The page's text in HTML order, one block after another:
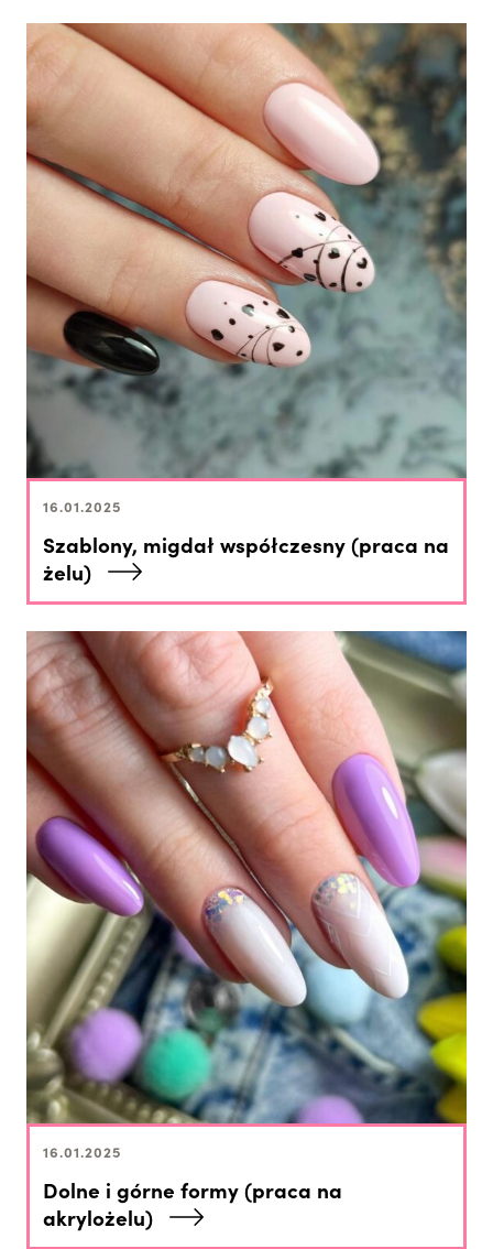
16.01.2025
Szablony, migdał współczesny (praca na
żelu)
16.01.2025
Dolne i górne formy (praca na
akrylożelu)